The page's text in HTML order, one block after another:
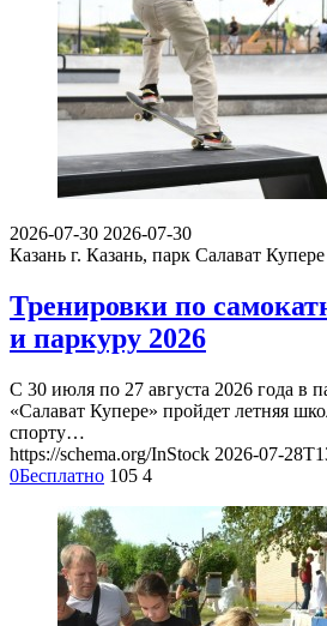
2026-07-30 2026-07-30
Казань г. Казань, парк Салават Купере
Тренировки по
и паркуру 2026
С 30 июля по 27 августа 2026 года в
«Салават Купере» пройдет летняя
спорту…
https://schema.org/InStock 2026-07-
0Бесплатно 105 4